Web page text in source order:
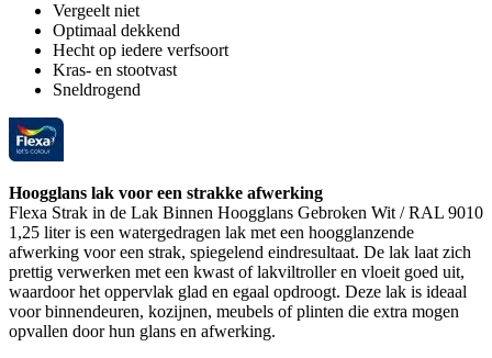
Vergeelt niet
Optimaal dekkend
Hecht op iedere verfsoort
Kras- en stootvast
Sneldrogend
Hoogglans lak voor een strakke afwerking
Flexa Strak in de Lak Binnen Hoogglans Gebroken Wit / RAL 9010
1,25 liter is een watergedragen lak met een hoogglanzende
afwerking voor een strak, spiegelend eindresultaat. De lak laat zich
prettig verwerken met een kwast of lakviltroller en vloeit goed uit,
waardoor het oppervlak glad en egaal opdroogt. Deze lak is ideaal
voor binnendeuren, kozijnen, meubels of plinten die extra mogen
opvallen door hun glans en afwerking.